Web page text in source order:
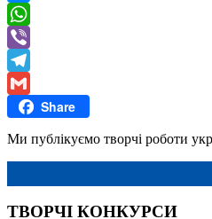
Messenger
WhatsApp
Viber
Telegram
GmailShare
Ми публікуємо творчі роботи
ТВОРЧІ КОНКУРСИ